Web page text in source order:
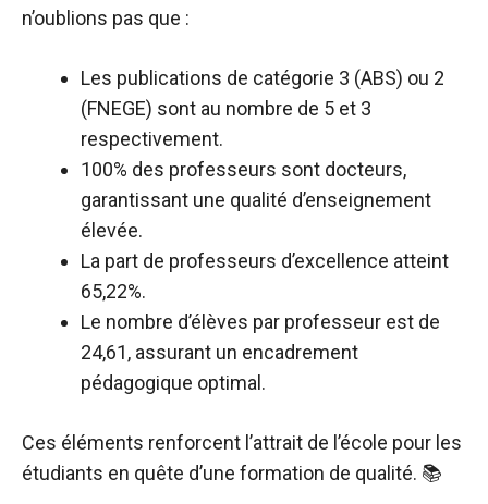
n’oublions pas que :
Les publications de catégorie 3 (ABS) ou 2
(FNEGE) sont au nombre de 5 et 3
respectivement.
100% des professeurs sont docteurs,
garantissant une qualité d’enseignement
élevée.
La part de professeurs d’excellence atteint
65,22%.
Le nombre d’élèves par professeur est de
24,61, assurant un encadrement
pédagogique optimal.
Ces éléments renforcent l’attrait de l’école pour les
étudiants en quête d’une formation de qualité. 📚